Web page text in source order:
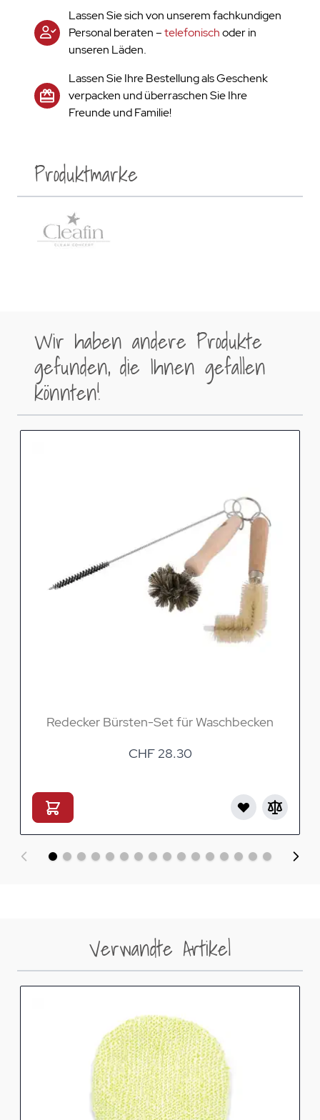
Lassen Sie sich von unserem fachkundigen
Personal beraten –telefonischoder in
unseren Läden.
Lassen Sie Ihre Bestellung als Geschenk
verpacken und überraschen Sie Ihre
Freunde und Familie!
Produktmarke
Wir haben andere Produkte
gefunden, die Ihnen gefallen
könnten!
Redecker Bürsten-Set für Waschbecken
CHF 28.30
Verwandte Artikel